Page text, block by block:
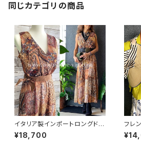
同じカテゴリの商品
イタリア製インポートロングドレ
ス｜エスニック・オリエンタル柄
マキシワンピース/ブラウン＆ゴ
¥18,700
フレ
ース
ウエ